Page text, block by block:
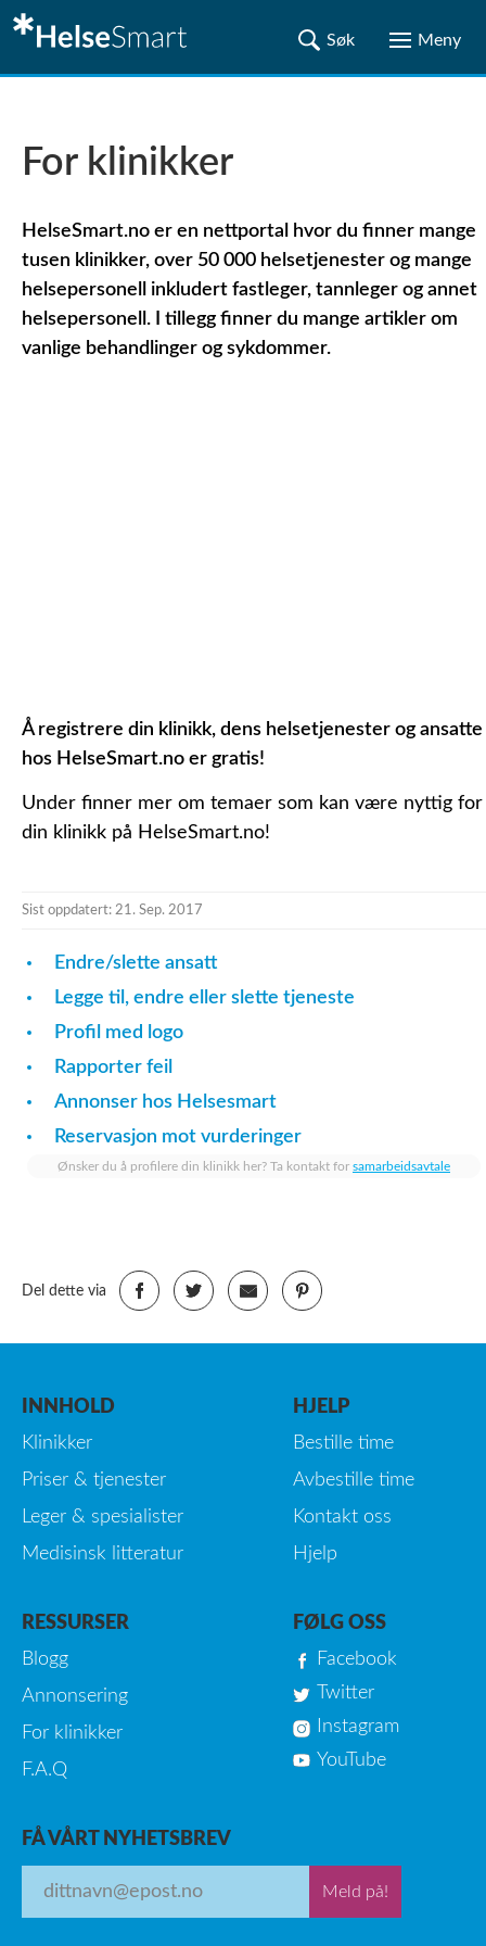
For klinikker
HelseSmart.no er en nettportal hvor du finner mange
tusen klinikker, over 50 000 helsetjenester og mange
helsepersonell inkludert fastleger, tannleger og annet
helsepersonell. I tillegg finner du mange artikler om
vanlige behandlinger og sykdommer.
Å registrere din klinikk, dens helsetjenester og ansatte
hos HelseSmart.no er gratis!
Under finner mer om temaer som kan være nyttig for
din klinikk på HelseSmart.no!
Sist oppdatert: 21. Sep. 2017
Endre/slette ansatt
Legge til, endre eller slette tjeneste
Profil med logo
Rapporter feil
Annonser hos Helsesmart
Reservasjon mot vurderinger
Ønsker du å profilere din klinikk her? Ta kontakt for samarbeidsavtale
Del dette via
INNHOLD
Klinikker
Priser & tjenester
Leger & spesialister
Medisinsk litteratur
HJELP
Bestille time
Avbestille time
Kontakt oss
Hjelp
RESSURSER
Blogg
Annonsering
For klinikker
F.A.Q
FØLG OSS
Facebook
Twitter
Instagram
YouTube
FÅ VÅRT NYHETSBREV
Meld på!